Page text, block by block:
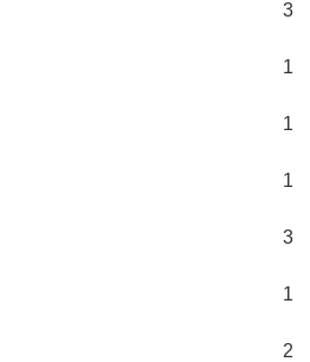
3
1
1
1
3
1
2